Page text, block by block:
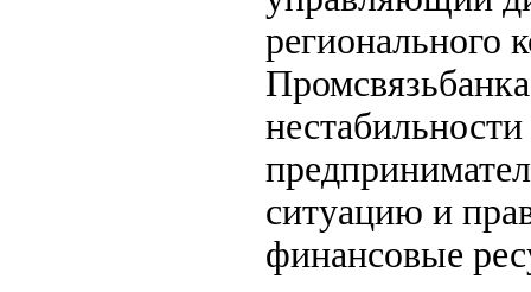
регионального
ситуацию и
финансовые